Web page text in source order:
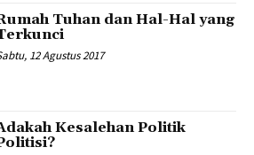
Tuhan dan Hal-Hal yang
12 Agustus 2017
Kesalehan Politik